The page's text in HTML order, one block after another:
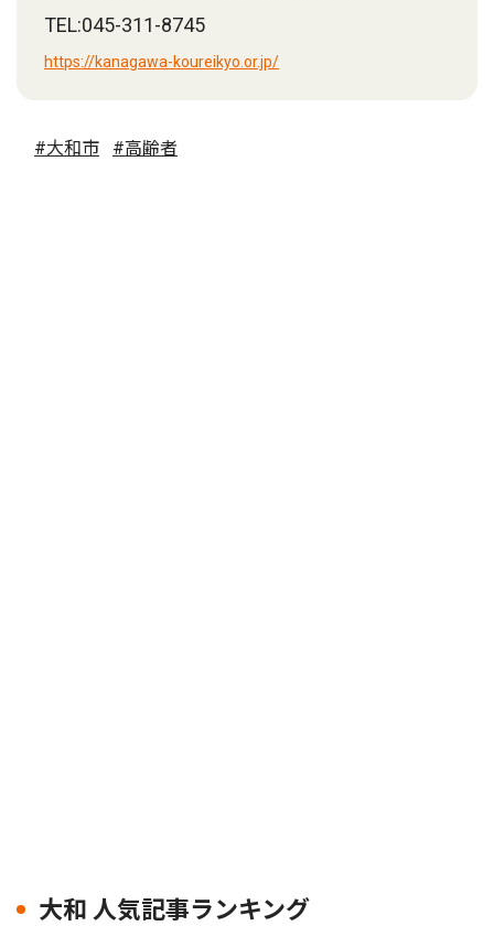
TEL:045-311-8745
https://kanagawa-koureikyo.or.jp/
#大和市 #高齢者
大和 人気記事ランキング